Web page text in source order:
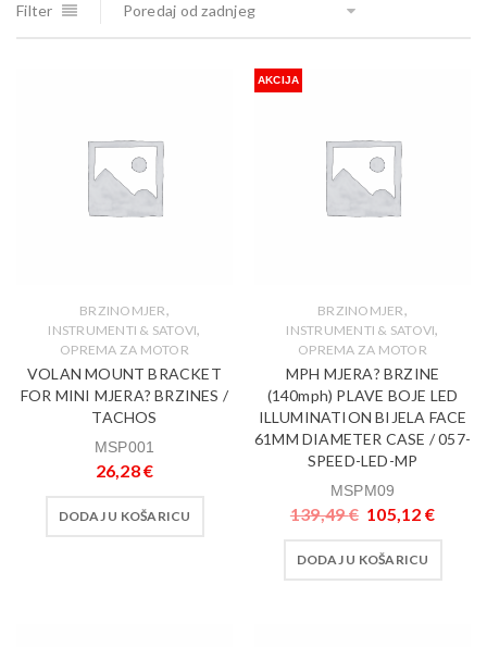
Filter
Poredaj od zadnjeg
BRZINOMJER,
INSTRUMENTI & SATOVI,
OPREMA ZA MOTOR
VOLAN MOUNT BRACKET
FOR MINI MJERA? BRZINES /
TACHOS
MSP001
26,28€
DODAJ U KOŠARICU
AKCIJA
BRZINOMJER,
INSTRUMENTI & SATOVI,
OPREMA ZA MOTOR
MPH MJERA? BRZINE
(140mph) PLAVE BOJE LED
ILLUMINATION BIJELA FACE
61MM DIAMETER CASE / 057-
SPEED-LED-MP
MSPM09
139,49€ 105,12 €
DODAJ U KOŠARICU